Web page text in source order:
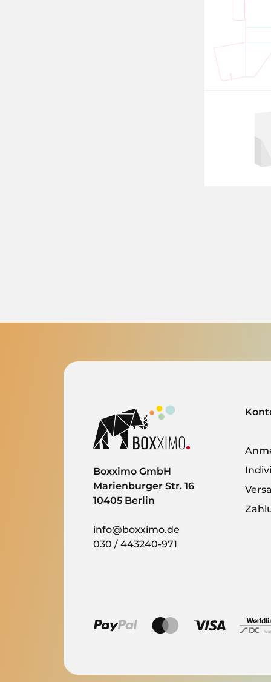
Boxximo GmbH
Marienburger Str. 16
10405 Berlin
info@boxximo.de
030 / 443240-971